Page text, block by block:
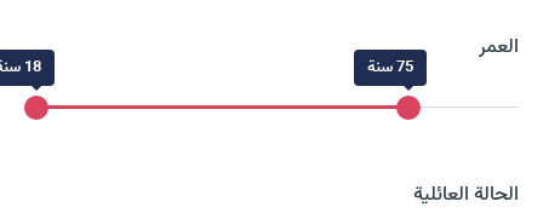
العمر
18 سنة 75 سنة
الحالة العائلية